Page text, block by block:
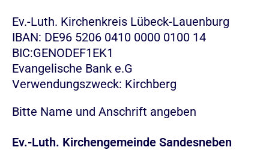
Ev.-Luth. Kirchenkreis Lübeck-Lauenburg
IBAN: DE96 5206 0410 0000 0100 14
BIC:GENODEF1EK1
Evangelische Bank e.G
Verwendungszweck: Kirchberg
Bitte Name und Anschrift angeben
Ev.-Luth. Kirchengemeinde Sandesneben